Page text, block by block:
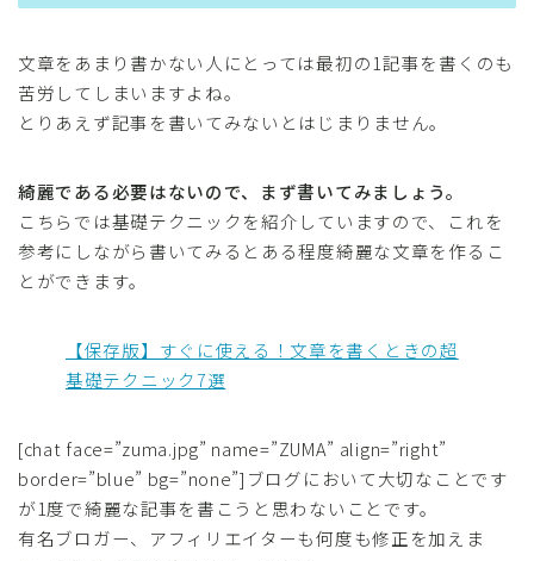
文章をあまり書かない人にとっては最初の1記事を書くのも
苦労してしまいますよね。
とりあえず記事を書いてみないとはじまりません。
綺麗である必要はないので、まず書いてみましょう。
こちらでは基礎テクニックを紹介していますので、これを
参考にしながら書いてみるとある程度綺麗な文章を作るこ
とができます。
【保存版】すぐに使える！文章を書くときの超
基礎テクニック7選
[chat face=”zuma.jpg” name=”ZUMA” align=”right”
border=”blue” bg=”none”]ブログにおいて大切なことです
が1度で綺麗な記事を書こうと思わないことです。
有名ブロガー、アフィリエイターも何度も修正を加えま